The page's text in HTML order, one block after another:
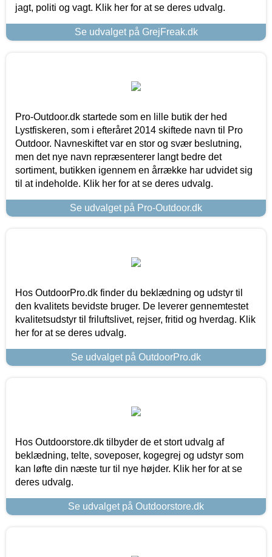
jagt, politi og vagt. Klik her for at se deres udvalg.
Se udvalget på GrejFreak.dk
Pro-Outdoor.dk startede som en lille butik der hed
Lystfiskeren, som i efteråret 2014 skiftede navn til Pro
Outdoor. Navneskiftet var en stor og svær beslutning,
men det nye navn repræsenterer langt bedre det
sortiment, butikken igennem en årrække har udvidet sig
til at indeholde. Klik her for at se deres udvalg.
Se udvalget på Pro-Outdoor.dk
Hos OutdoorPro.dk finder du beklædning og udstyr til
den kvalitets bevidste bruger. De leverer gennemtestet
kvalitetsudstyr til friluftslivet, rejser, fritid og hverdag. Klik
her for at se deres udvalg.
Se udvalget på OutdoorPro.dk
Hos Outdoorstore.dk tilbyder de et stort udvalg af
beklædning, telte, soveposer, kogegrej og udstyr som
kan løfte din næste tur til nye højder. Klik her for at se
deres udvalg.
Se udvalget på Outdoorstore.dk